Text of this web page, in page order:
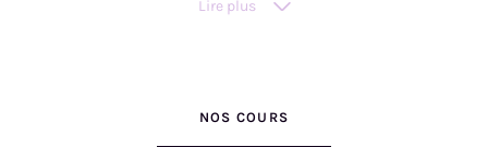
d’enseignement de styles fluides et accessibles à tous au Chili, il
mouvement et la respiration.
Lire plus
NOS COURS